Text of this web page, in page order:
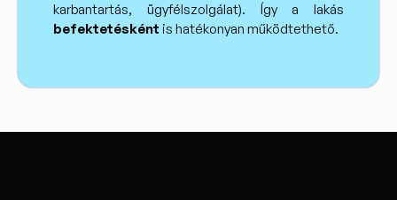
karbantartás, ügyfélszolgálat). Így a lakás
befektetésként is hatékonyan működtethető.